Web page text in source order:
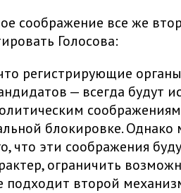
соображение все же
Голосова:
регистрирующие
— всегда будут
блокировке.
что эти соображения
ограничить
подходит второй